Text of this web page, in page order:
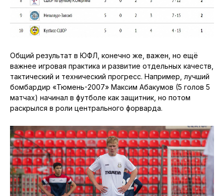
Общий результат в ЮФЛ, конечно же, важен, но ещё
важнее игровая практика и развитие отдельных качеств,
тактический и технический прогресс. Например, лучший
бомбардир «Тюмень-2007» Максим Абакумов (5 голов 5
матчах) начинал в футболе как защитник, но потом
раскрылся в роли центрального форварда.